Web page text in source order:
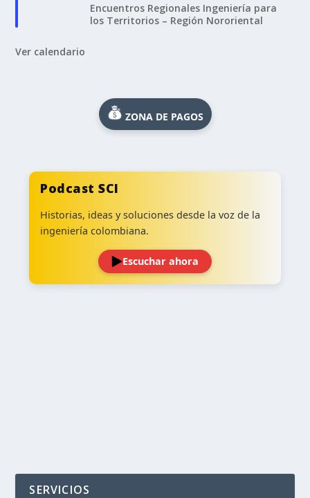
Encuentros Regionales Ingeniería para
los Territorios – Región Nororiental
Ver calendario
ZONA DE PAGOS
Podcast SCI
Historias, ideas y soluciones desde la voz de la
ingeniería colombiana.
Escuchar ahora
SERVICIOS